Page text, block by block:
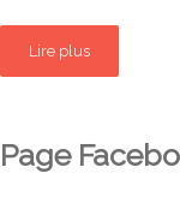
Lire plus
Page